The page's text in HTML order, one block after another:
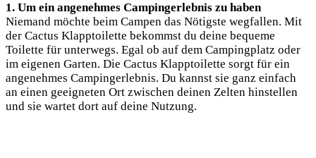
1. Um ein angenehmes Campingerlebnis zu haben
Niemand möchte beim Campen das Nötigste wegfallen. Mit
der Cactus Klapptoilette bekommst du deine bequeme
Toilette für unterwegs. Egal ob auf dem Campingplatz oder
im eigenen Garten. Die Cactus Klapptoilette sorgt für ein
angenehmes Campingerlebnis. Du kannst sie ganz einfach
an einen geeigneten Ort zwischen deinen Zelten hinstellen
und sie wartet dort auf deine Nutzung.